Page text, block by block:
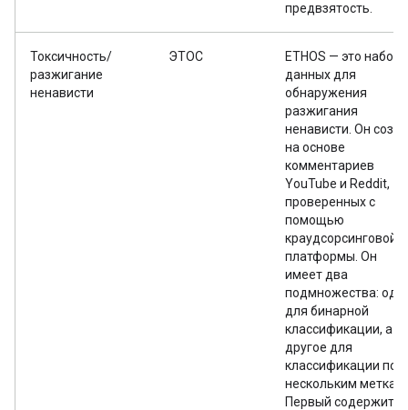
предвзятость.
Токсичность/
разжигание
ненависти
ЭТОС
ETHOS — это набор
данных для
обнаружения
разжигания
ненависти. Он
на основе
комментариев
YouTube и Reddit,
проверенных с
помощью
краудсорсинговой
платформы. Он
имеет два
подмножества:
для бинарной
классификации, а
другое для
классификации по
нескольким меткам.
Первый содержит